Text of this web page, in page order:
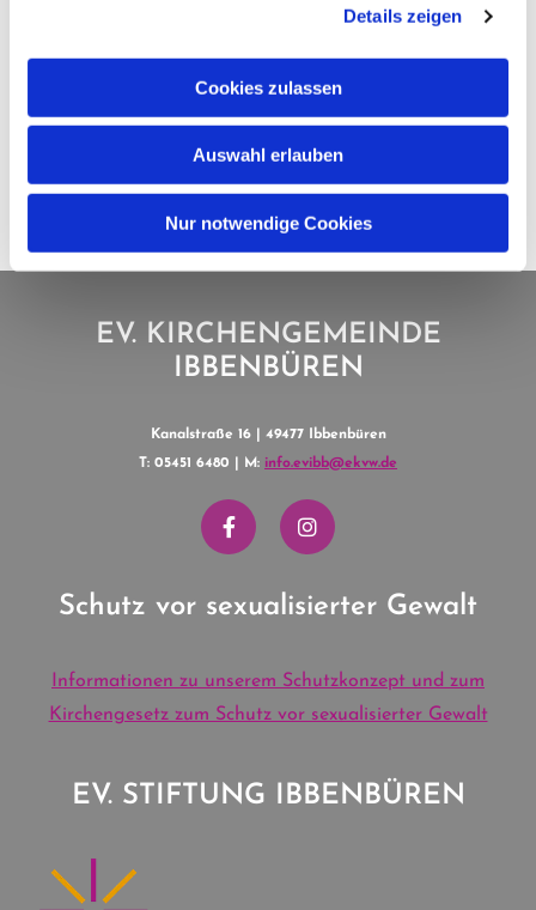
Details zeigen
Cookies zulassen
Auswahl erlauben
Nur notwendige Cookies
EV. KIRCHENGEMEINDE
IBBENBÜREN
Kanalstraße 16 | 49477 Ibbenbüren
T: 05451 6480 | M: info.evibb@ekvw.de
Schutz vor sexualisierter Gewalt
Informationen zu unserem Schutzkonzept und zum
Kirchengesetz zum Schutz vor sexualisierter Gewalt
EV. STIFTUNG IBBENBÜREN